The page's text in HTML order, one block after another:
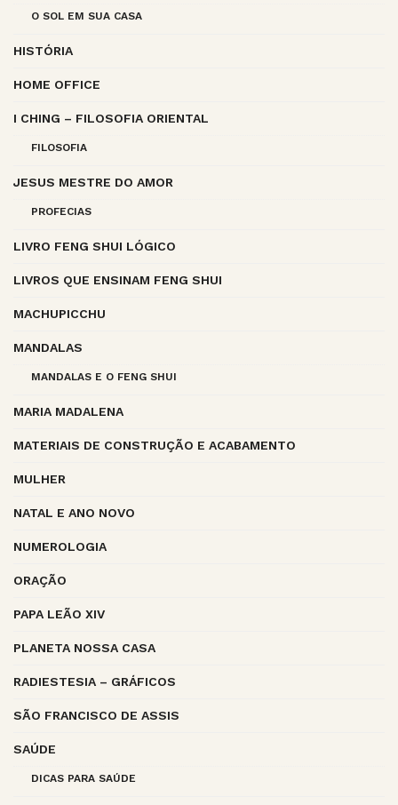
O SOL EM SUA CASA
HISTÓRIA
HOME OFFICE
I CHING – FILOSOFIA ORIENTAL
FILOSOFIA
JESUS MESTRE DO AMOR
PROFECIAS
LIVRO FENG SHUI LÓGICO
LIVROS QUE ENSINAM FENG SHUI
MACHUPICCHU
MANDALAS
MANDALAS E O FENG SHUI
MARIA MADALENA
MATERIAIS DE CONSTRUÇÃO E ACABAMENTO
MULHER
NATAL E ANO NOVO
NUMEROLOGIA
ORAÇÃO
PAPA LEÃO XIV
PLANETA NOSSA CASA
RADIESTESIA – GRÁFICOS
SÃO FRANCISCO DE ASSIS
SAÚDE
DICAS PARA SAÚDE